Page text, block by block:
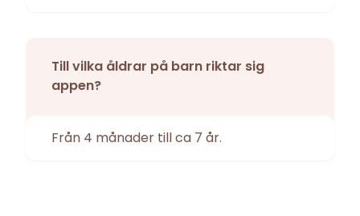
Till vilka åldrar på barn riktar sig
appen?
Från 4 månader till ca 7 år.